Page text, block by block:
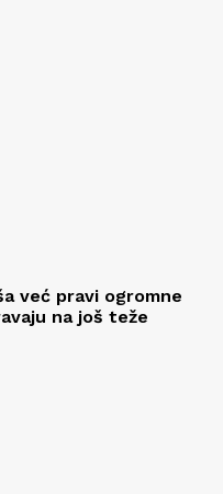
već pravi ogromne
na još teže